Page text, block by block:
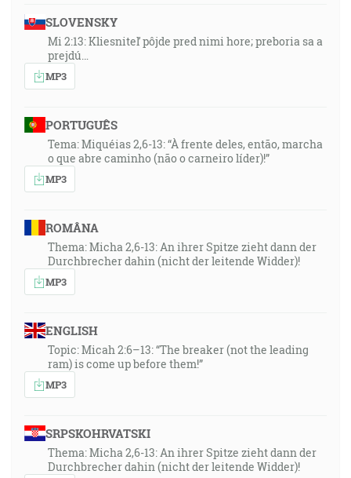
SLOVENSKY
Mi 2:13: Kliesniteľ pôjde pred nimi hore; preboria sa a
prejdú…
MP3
PORTUGUÊS
Tema: Miquéias 2,6-13: “À frente deles, então, marcha
o que abre caminho (não o carneiro líder)!”
MP3
ROMÂNA
Thema: Micha 2,6-13: An ihrer Spitze zieht dann der
Durchbrecher dahin (nicht der leitende Widder)!
MP3
ENGLISH
Topic: Micah 2:6–13: “The breaker (not the leading
ram) is come up before them!”
MP3
SRPSKOHRVATSKI
Thema: Micha 2,6-13: An ihrer Spitze zieht dann der
Durchbrecher dahin (nicht der leitende Widder)!